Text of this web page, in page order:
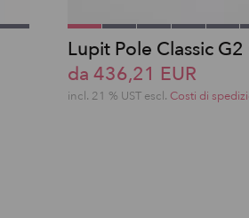
Lupit Pole Classic
da 436,21 EUR
incl. 21 % UST escl. Costi di